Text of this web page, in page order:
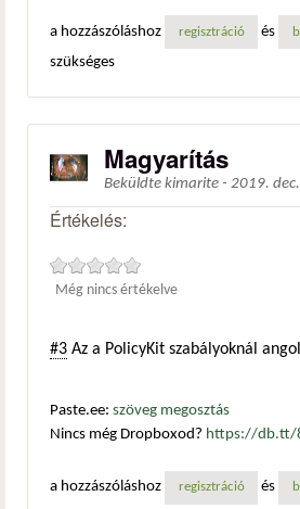
a hozzászóláshoz
regisztráció és
szükséges
Magyarítás
Beküldte kimarite - 2019.
Értékelés:
Még nincs értékelve
#3 Az a PolicyKit szabályoknál
Paste.ee: szöveg megosztás
Nincs még Dropboxod? https://db.tt/
a hozzászóláshoz
regisztráció és